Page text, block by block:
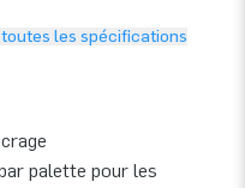
toutes les spécifications
palette pour les